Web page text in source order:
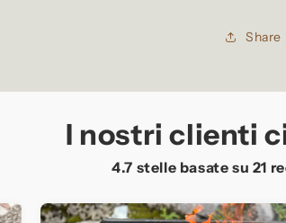
Share
I nostri clienti
4.7 stelle basate su 21